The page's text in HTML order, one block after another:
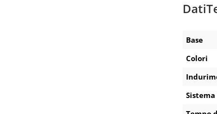
Base
Colori